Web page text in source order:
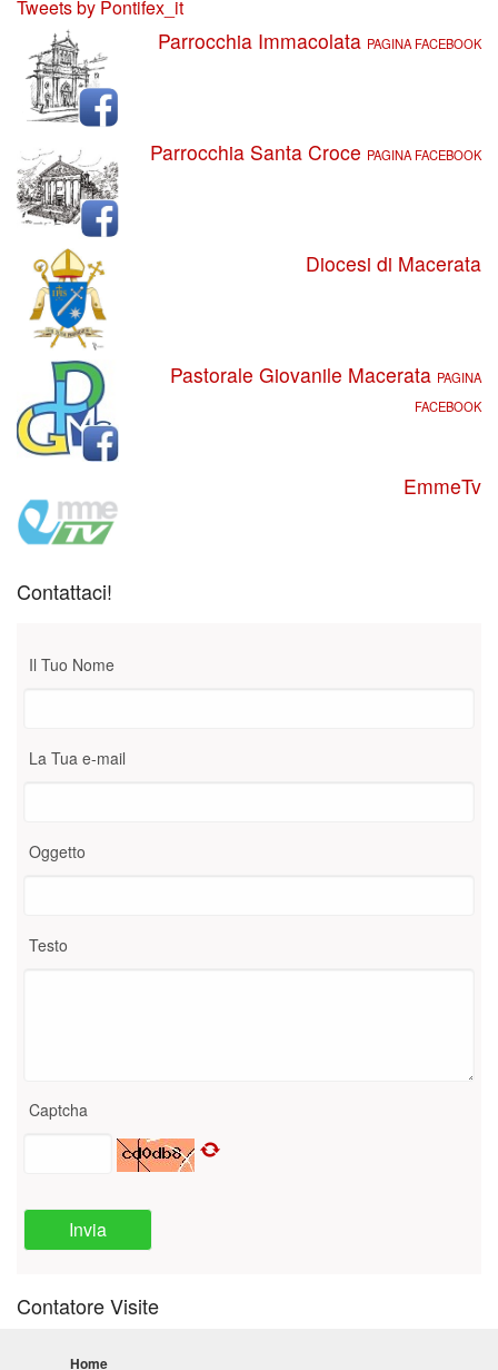
Tweets by Pontifex_it
Parrocchia Immacolata PAGINA FACEBOOK
Parrocchia Santa Croce PAGINA FACEBOOK
Diocesi di Macerata
Pastorale Giovanile Macerata PAGINA
FACEBOOK
EmmeTv
Contattaci!
Il Tuo Nome
La Tua e-mail
Oggetto
Testo
Captcha
Invia
Contatore Visite
Home